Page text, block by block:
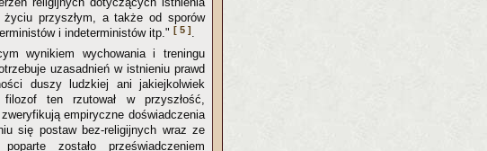
przyszłym, a także od sporów
i indeterministów itp." [ 5 ] .
wynikiem wychowania i treningu
uzasadnień w istnieniu prawd
duszy ludzkiej ani jakiejkolwiek
ten rzutował w przyszłość,
empiryczne doświadczenia
się postaw bez-religijnych wraz ze
zostało przeświadczeniem